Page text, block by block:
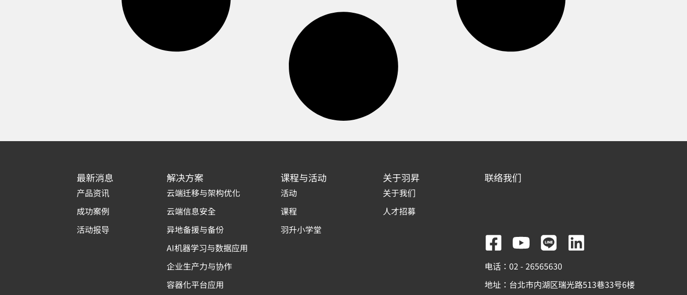
最新消息
产品资讯
成功案例
活动报导
解决方案
云端迁移与架构优化
云端信息安全
异地备援与备份
AI机器学习与数据应用
企业生产力与协作
容器化平台应用
课程与活动
活动
课程
羽升小学堂
关于羽昇
关于我们
人才招募
联络我们
F
a
c
Y
o
u
L
i
n
L
n
电话：02 - 26565630
地址：台北市内湖区瑞光路513巷33号6楼